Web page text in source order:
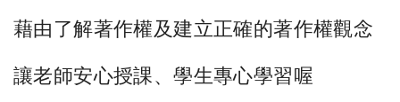
藉由了解著作權及建立正確的著作權觀念
讓老師安心授課、學生專心學習喔